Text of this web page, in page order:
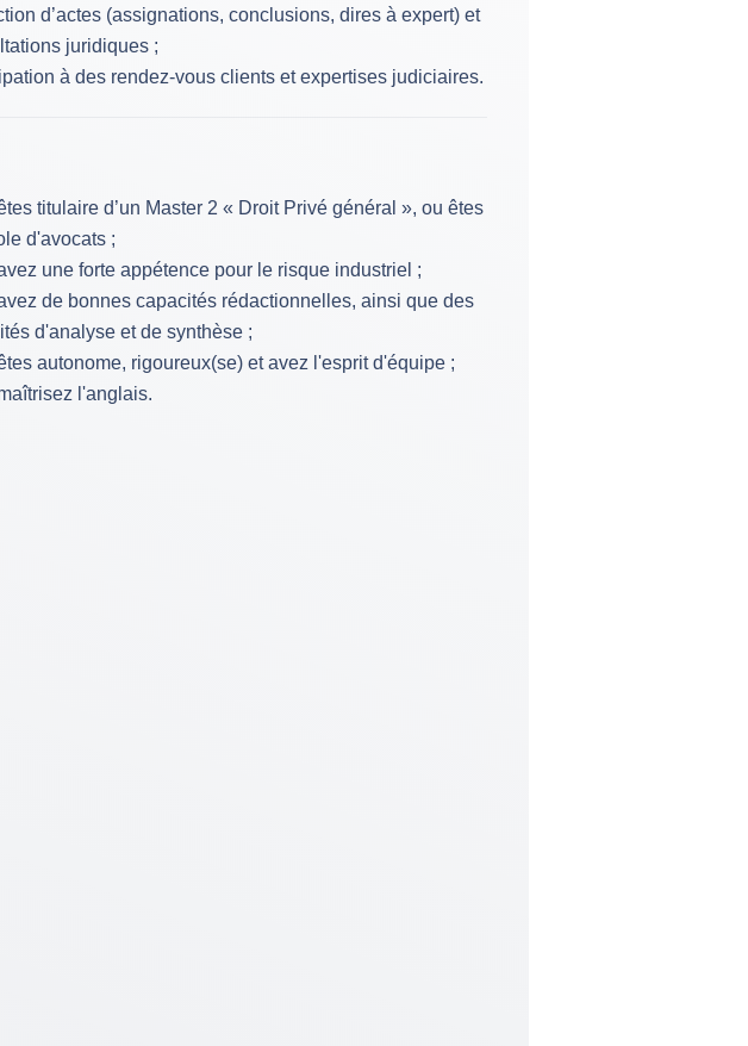
d’actes (assignations, conclusions, dires à expert) et
juridiques ;
à des rendez-vous clients et expertises judiciaires.
titulaire d’un Master 2 « Droit Privé général », ou êtes
d'avocats ;
une forte appétence pour le risque industriel ;
de bonnes capacités rédactionnelles, ainsi que des
d'analyse et de synthèse ;
autonome, rigoureux(se) et avez l'esprit d'équipe ;
l'anglais.